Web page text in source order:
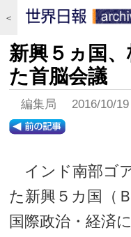
＜
新興５ヵ国
た首脳会議
編集局 2016/10/
インド南部ゴ
た新興５カ国（
国際政治・経済